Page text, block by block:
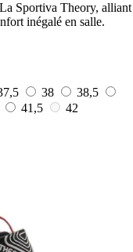
Sportiva Theory, alliant
inégalé en salle.
38
38,5
41,5
42